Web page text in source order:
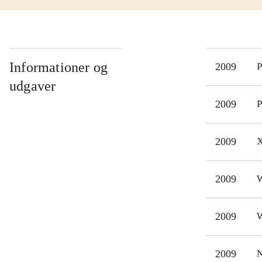
Informationer og
udgaver
2009
2009
2009
2009
2009
2009